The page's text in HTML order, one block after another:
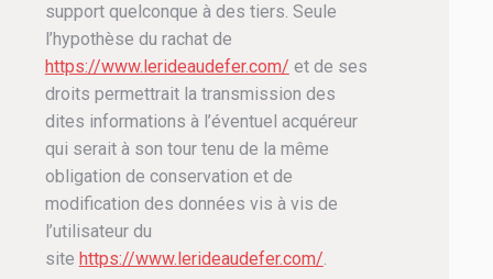
support quelconque à des tiers. Seule
l’hypothèse du rachat de
https://www.lerideaudefer.com/ et de ses
droits permettrait la transmission des
dites informations à l’éventuel acquéreur
qui serait à son tour tenu de la même
obligation de conservation et de
modification des données vis à vis de
l’utilisateur du
site https://www.lerideaudefer.com/.